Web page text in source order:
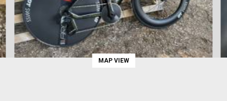
MAP VIEW